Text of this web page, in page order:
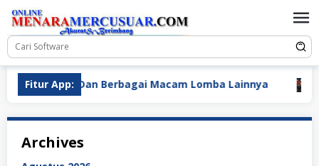
Loncat
konten
Fitur App:
Dan Berbagai Macam Lomba Lainnya
Archives